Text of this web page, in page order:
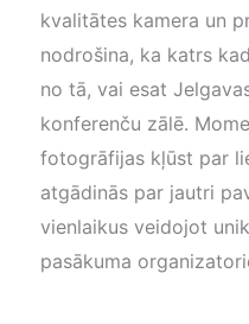
kvalitātes kamera un
nodrošina, ka katrs
no tā, vai esat
konferenču zālē.
fotogrāfijas kļūst par
atgādinās par jautri
vienlaikus veidojot
pasākuma